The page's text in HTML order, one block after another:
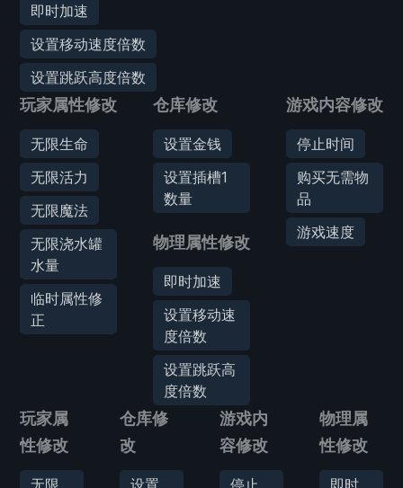
即时加速
设置移动速度倍数
设置跳跃高度倍数
玩家属性修改
无限生命
无限活力
无限魔法
无限浇水罐
水量
临时属性修
正
仓库修改
设置金钱
设置插槽1
数量
物理属性修改
即时加速
设置移动速
度倍数
设置跳跃高
度倍数
游戏内容修改
停止时间
购买无需物
品
游戏速度
玩家属
性修改
无限
仓库修
改
设置
游戏内
容修改
停止
物理属
性修改
即时